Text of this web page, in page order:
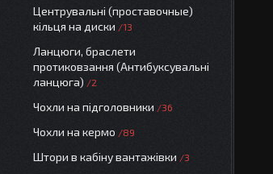
Центрувальні (проставочные)
кільця на диски
13
Ланцюги, браслети
протиковзання (Антибуксувальні
ланцюга)
2
Чохли на підголовники 36
Чохли на кермо 89
Штори в кабіну вантажівки 3